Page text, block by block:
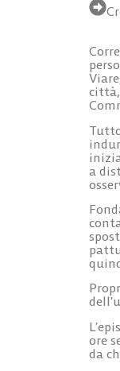
città,
a
ore
da